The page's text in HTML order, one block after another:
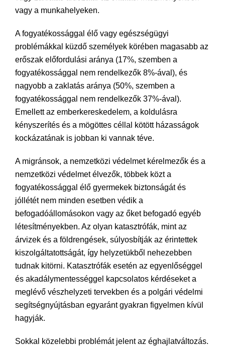
vagy a munkahelyeken.
A fogyatékossággal élő vagy egészségügyi
problémákkal küzdő személyek körében magasabb az
erőszak előfordulási aránya (17%, szemben a
fogyatékossággal nem rendelkezők 8%-ával), és
nagyobb a zaklatás aránya (50%, szemben a
fogyatékossággal nem rendelkezők 37%-ával).
Emellett az emberkereskedelem, a koldulásra
kényszerítés és a mögöttes céllal kötött házasságok
kockázatának is jobban ki vannak téve.
A migránsok, a nemzetközi védelmet kérelmezők és a
nemzetközi védelmet élvezők, többek közt a
fogyatékossággal élő gyermekek biztonságát és
jóllétét nem minden esetben védik a
befogadóállomásokon vagy az őket befogadó egyéb
létesítményekben. Az olyan katasztrófák, mint az
árvizek és a földrengések, súlyosbítják az érintettek
kiszolgáltatottságát, így helyzetükből nehezebben
tudnak kitörni. Katasztrófák esetén az egyenlőséggel
és akadálymentességgel kapcsolatos kérdéseket a
meglévő vészhelyzeti tervekben és a polgári védelmi
segítségnyújtásban egyaránt gyakran figyelmen kívül
hagyják.
Sokkal közelebbi problémát jelent az éghajlatváltozás.